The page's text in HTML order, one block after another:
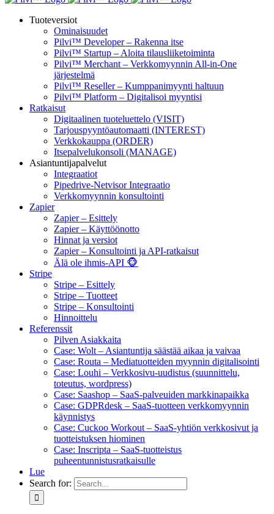
Tuoteversiot
Ominaisuudet
Pilvi™ Developer – Rakenna itse
Pilvi™ Startup – Aloita tilausliiketoiminta
Pilvi™ Merchant – Verkkomyynnin All-in-One
järjestelmä
Pilvi™ Reseller – Kumppanimyynti haltuun
Pilvi™ Platform – Digitalisoi myyntisi
Ratkaisut
Digitaalinen tuoteluettelo (VISIT)
Tarjouspyyntöautomaatti (INTEREST)
Verkkokauppa (ORDER)
Itsepalvelukonsoli (MANAGE)
Asiantuntijapalvelut
Integraatiot
Pipedrive-Netvisor Integraatio
Verkkomyynnin konsultointi
Zapier
Zapier – Esittely
Zapier – Käyttöönotto
Hinnat ja versiot
Zapier – Konsultointi ja API-ratkaisut
Älä ole ihmis-API 🐵
Stripe
Stripe – Esittely
Stripe – Tuotteet
Stripe – Konsultointi
Hinnoittelu
Referenssit
Pilven Asiakkaita
Case: Wolt – Asiantuntija säästää aikaa ja vaivaa
Case: Routa – Mediatuotteiden myynnin digitalisointi
Case: Louhi – Verkkosivu-uudistus (suunnittelu,
toteutus, wordpress)
Case: Saashop – SaaS-palveuiden markkinapaikka
Case: GDPRdesk – SaaS-tuotteen verkkomyynnin
käynnistys
Case: Cuckoo Workout – SaaS-yhtiön verkkosivut ja
tuotteistuksen hiominen
Case: Inscripta – SaaS-tuotteistus
puheentunnistusratkaisulle
Lue
Search for: